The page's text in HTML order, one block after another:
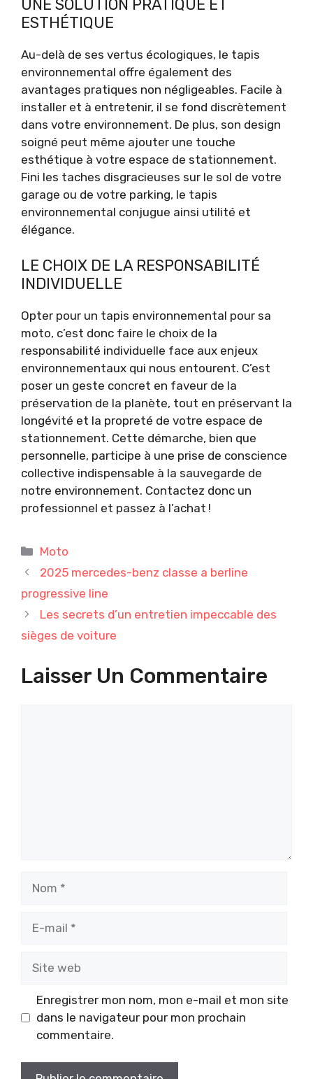
UNE SOLUTION PRATIQUE ET
ESTHÉTIQUE
Au-delà de ses vertus écologiques, le tapis
environnemental offre également des
avantages pratiques non négligeables. Facile à
installer et à entretenir, il se fond discrètement
dans votre environnement. De plus, son design
soigné peut même ajouter une touche
esthétique à votre espace de stationnement.
Fini les taches disgracieuses sur le sol de votre
garage ou de votre parking, le tapis
environnemental conjugue ainsi utilité et
élégance.
LE CHOIX DE LA RESPONSABILITÉ
INDIVIDUELLE
Opter pour un tapis environnemental pour sa
moto, c’est donc faire le choix de la
responsabilité individuelle face aux enjeux
environnementaux qui nous entourent. C’est
poser un geste concret en faveur de la
préservation de la planète, tout en préservant la
longévité et la propreté de votre espace de
stationnement. Cette démarche, bien que
personnelle, participe à une prise de conscience
collective indispensable à la sauvegarde de
notre environnement. Contactez donc un
professionnel et passez à l’achat !
Catégories
Moto
2025 mercedes-benz classe a berline
progressive line
Les secrets d’un entretien impeccable des
sièges de voiture
Laisser Un Commentaire
Enregistrer mon nom, mon e-mail et mon site
dans le navigateur pour mon prochain
commentaire.